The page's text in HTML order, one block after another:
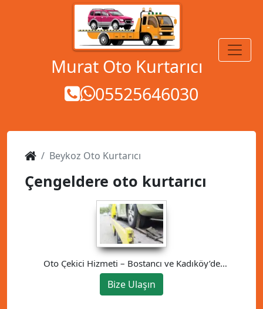
Murat Oto Kurtarıcı
05525646030
MENÜ
Beykoz Oto Kurtarıcı
Çengeldere oto kurtarıcı
Oto Çekici Hizmeti – Bostancı ve Kadıköy’de
Güvenilir Çözüm
Bize Ulaşın